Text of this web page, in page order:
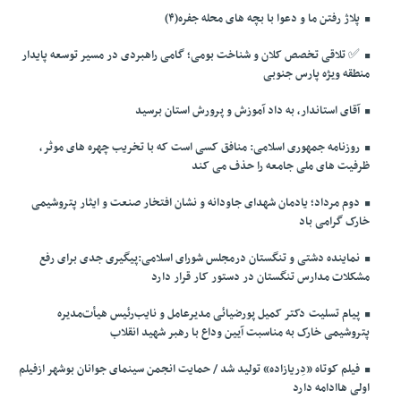
پلاژ رفتن ما و دعوا با بچه های محله جفره(۴)
✅️ تلاقی تخصص کلان و شناخت بومی؛ گامی راهبردی در مسیر توسعه پایدار
منطقه ویژه پارس جنوبی
آقای استاندار، به داد آموزش و پرورش استان برسید
روزنامه جمهوری اسلامی: منافق کسی است که با تخریب چهره های موثر،
ظرفیت های ملی جامعه را حذف می کند
دوم مرداد؛ یادمان شهدای جاودانه و نشان افتخار صنعت و ایثار پتروشیمی
خارک گرامی باد
نماینده دشتی و تنگستان درمجلس شورای اسلامی:پیگیری جدی برای رفع
مشکلات مدارس تنگستان در دستور کار قرار دارد
پیام تسلیت دکتر کمیل پورضیائی مدیرعامل و نایب‌رئیس هیأت‌مدیره
پتروشیمی خارک به مناسبت آیین وداع با رهبر شهید انقلاب
فیلم کوتاه «دِریازاده» تولید شد / حمایت انجمن سینمای جوانان بوشهر ازفیلم
اولی هاادامه دارد